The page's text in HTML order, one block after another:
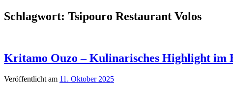
Schlagwort: Tsipouro Restaurant Volos
Kritamo Ouzo – Kulinarisches Highlight im
Veröffentlicht am 11. Oktober 2025